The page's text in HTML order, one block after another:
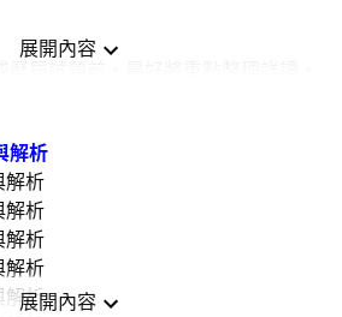
之效益。
題重點，模擬試題之演練是不可或
製造學」除了「材料加工」、「鑄
」、「切削加工」與「工作機械」
題越來越偏向「電腦輔助製造」與
方法」等章節，是考生應該特別注
展開內容
解析
析
析
析
析
解析
展開內容